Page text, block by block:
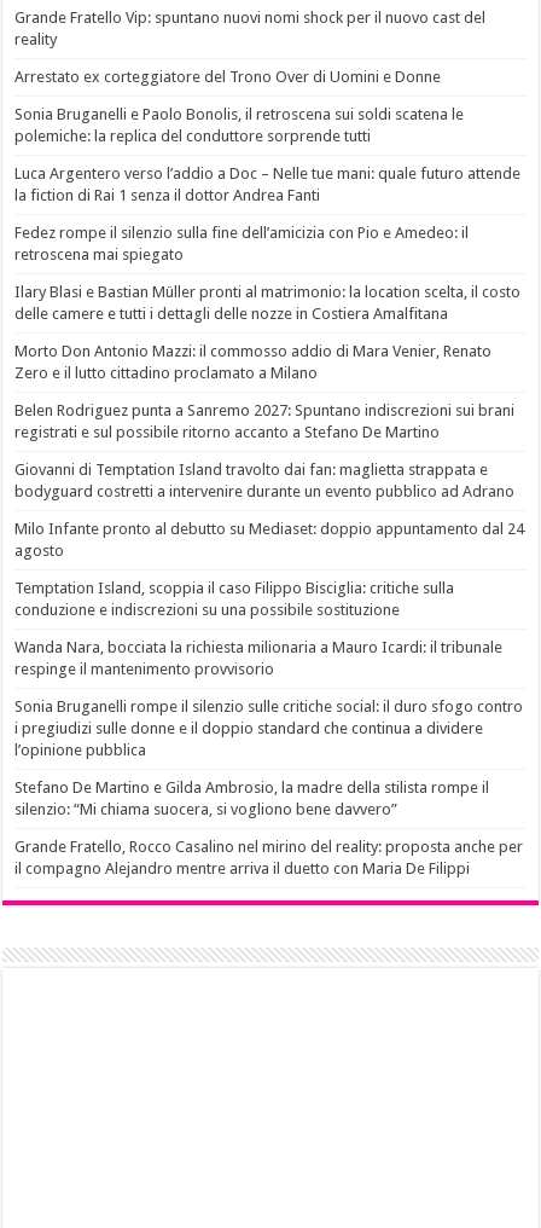
Grande Fratello Vip: spuntano nuovi nomi shock per il nuovo cast del
reality
Arrestato ex corteggiatore del Trono Over di Uomini e Donne
Sonia Bruganelli e Paolo Bonolis, il retroscena sui soldi scatena le
polemiche: la replica del conduttore sorprende tutti
Luca Argentero verso l’addio a Doc – Nelle tue mani: quale futuro attende
la fiction di Rai 1 senza il dottor Andrea Fanti
Fedez rompe il silenzio sulla fine dell’amicizia con Pio e Amedeo: il
retroscena mai spiegato
Ilary Blasi e Bastian Müller pronti al matrimonio: la location scelta, il costo
delle camere e tutti i dettagli delle nozze in Costiera Amalfitana
Morto Don Antonio Mazzi: il commosso addio di Mara Venier, Renato
Zero e il lutto cittadino proclamato a Milano
Belen Rodriguez punta a Sanremo 2027: Spuntano indiscrezioni sui brani
registrati e sul possibile ritorno accanto a Stefano De Martino
Giovanni di Temptation Island travolto dai fan: maglietta strappata e
bodyguard costretti a intervenire durante un evento pubblico ad Adrano
Milo Infante pronto al debutto su Mediaset: doppio appuntamento dal 24
agosto
Temptation Island, scoppia il caso Filippo Bisciglia: critiche sulla
conduzione e indiscrezioni su una possibile sostituzione
Wanda Nara, bocciata la richiesta milionaria a Mauro Icardi: il tribunale
respinge il mantenimento provvisorio
Sonia Bruganelli rompe il silenzio sulle critiche social: il duro sfogo contro
i pregiudizi sulle donne e il doppio standard che continua a dividere
l’opinione pubblica
Stefano De Martino e Gilda Ambrosio, la madre della stilista rompe il
silenzio: “Mi chiama suocera, si vogliono bene davvero”
Grande Fratello, Rocco Casalino nel mirino del reality: proposta anche per
il compagno Alejandro mentre arriva il duetto con Maria De Filippi